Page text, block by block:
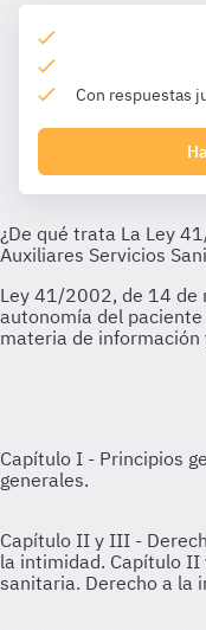
Con respuestas
Capítulo I - Principios
generales.
Capítulo II y III -
la intimidad. Capítulo II
sanitaria. Derecho a la